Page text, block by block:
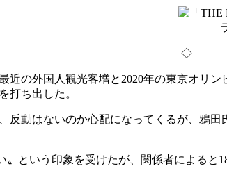
◇
の外国人観光客増と2020年の東京オリ
打ち出した。
動はないのか心配になってくるが、鴉
という印象を受けたが、関係者によると